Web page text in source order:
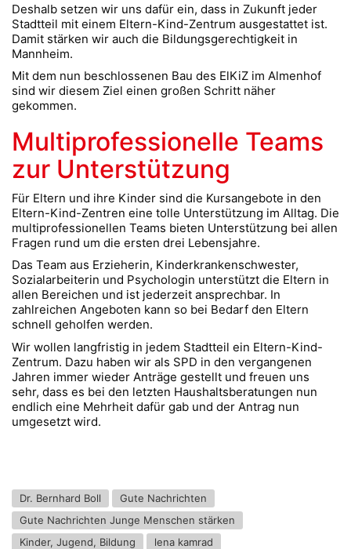
Deshalb setzen wir uns dafür ein, dass in Zukunft jeder
Stadtteil mit einem Eltern-Kind-Zentrum ausgestattet ist.
Damit stärken wir auch die Bildungsgerechtigkeit in
Mannheim.
Mit dem nun beschlossenen Bau des ElKiZ im Almenhof
sind wir diesem Ziel einen großen Schritt näher
gekommen.
Multiprofessionelle Teams
zur Unterstützung
Für Eltern und ihre Kinder sind die Kursangebote in den
Eltern-Kind-Zentren eine tolle Unterstützung im Alltag. Die
multiprofessionellen Teams bieten Unterstützung bei allen
Fragen rund um die ersten drei Lebensjahre.
Das Team aus Erzieherin, Kinderkrankenschwester,
Sozialarbeiterin und Psychologin unterstützt die Eltern in
allen Bereichen und ist jederzeit ansprechbar. In
zahlreichen Angeboten kann so bei Bedarf den Eltern
schnell geholfen werden.
Wir wollen langfristig in jedem Stadtteil ein Eltern-Kind-
Zentrum. Dazu haben wir als SPD in den vergangenen
Jahren immer wieder Anträge gestellt und freuen uns
sehr, dass es bei den letzten Haushaltsberatungen nun
endlich eine Mehrheit dafür gab und der Antrag nun
umgesetzt wird.
Dr. Bernhard Boll
Gute Nachrichten
Gute Nachrichten Junge Menschen stärken
Kinder, Jugend, Bildung
lena kamrad